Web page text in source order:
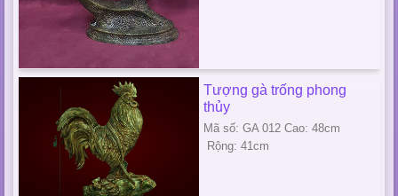
Tượng gà trống phong
thủy
Mã số: GA 012 Cao: 48cm
Rộng: 41cm